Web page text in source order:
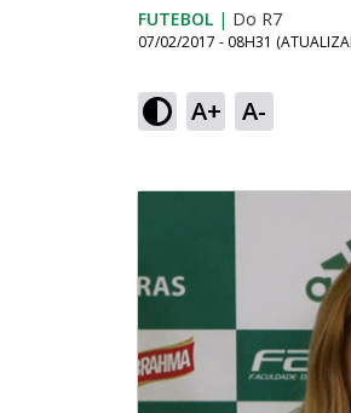
FUTEBOL | Do R7
07/02/2017 - 08H31
A+ A-